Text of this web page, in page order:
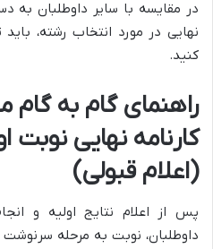
در مقایسه با سایر داوطلبان به
نهایی در مورد انتخاب رشته، باید
کنید.
راهنمای گام به
کارنامه نهایی نوبت
(اعلام قبولی)
پس از اعلام نتایج اولیه و
داوطلبان، نوبت به مرحله سرنوشت